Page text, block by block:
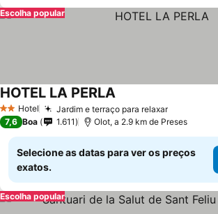
Escolha popular
2 Estrelas
Hotel Jardim e terraço para relaxarVer preços
HOTEL LA PERLAVer preços
7,6 Boa 1.611 Olot, a 2.9 km de Preses
Selecione as datas para ver os preços
exatos.
Escolha popular